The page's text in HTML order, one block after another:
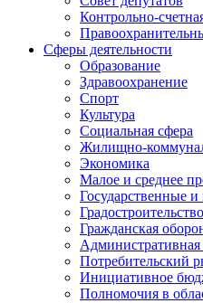
Контрольно-
Сферы деятельности
Образование
Здравоохранение
Спорт
Культура
Социальная сфера
Жилищно-
Экономика
Малое и среднее
Государственные
Градостроительство
Гражданская
Административная
Потребительский
Инициативное
Полномочия в